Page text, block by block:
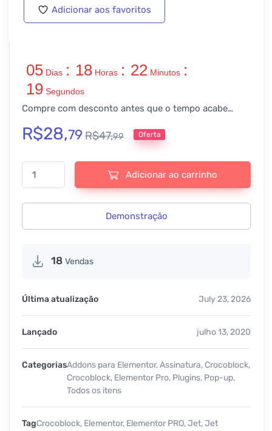
Adicionar aos favoritos
05 Dias : 18 Horas : 22 Minutos :
19 Segundos
Compre com desconto antes que o tempo acabe…
R$28,79R$47,99 Oferta
Crocoblock - JetPopup - v2.2.1.1 quantidade
Adicionar ao carrinho
Demonstração
18 Vendas
Última atualização July 23, 2026
Lançado julho 13, 2020
CategoriasAddons para Elementor,Assinatura, Crocoblock,
Crocoblock, Elementor Pro, Plugins, Pop-up,
Todos os itens
TagCrocoblock, Elementor, Elementor PRO,Jet,Jet